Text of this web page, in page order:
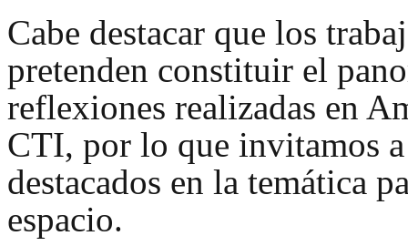
Cabe destacar que los
pretenden constituir el
reflexiones realizadas en
CTI, por lo que invitamos
destacados en la temática
espacio.